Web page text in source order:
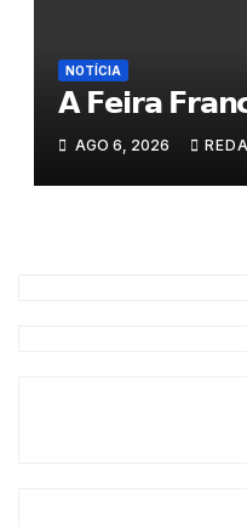
NOTÍCIA
𝗔 𝗙𝗲𝗶𝗿𝗮
AGO 6, 2026